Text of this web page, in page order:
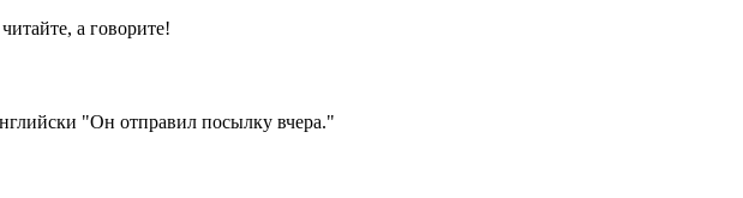
а говорите!
"Он отправил посылку вчера."